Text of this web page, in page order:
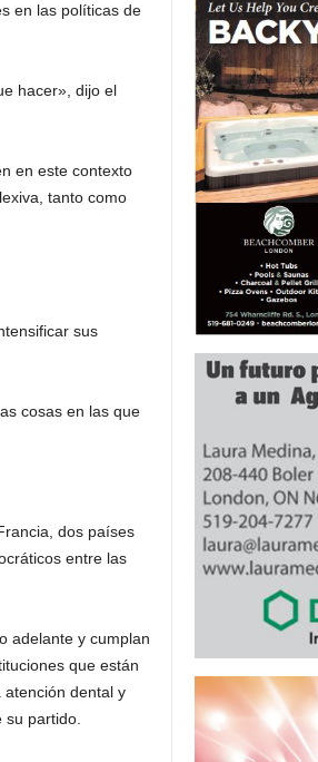
en las políticas de
hacer», dijo el
en este contexto
tanto como
sus
cosas en las que
dos países
entre las
adelante y cumplan
que están
dental y
partido.